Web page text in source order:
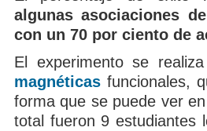
algunas asociaciones
con un 70 por ciento de
El experimento se
magnéticas funcionales,
forma que se puede ver
total fueron 9 estudiantes